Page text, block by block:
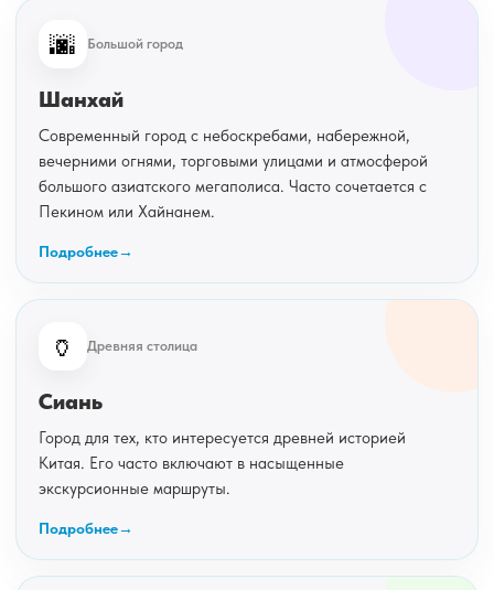
🌆 Большой город
Шанхай
Современный город с небоскребами, набережной,
вечерними огнями, торговыми улицами и атмосферой
большого азиатского мегаполиса. Часто сочетается с
Пекином или Хайнанем.
Подробнее
🏺 Древняя столица
Сиань
Город для тех, кто интересуется древней историей
Китая. Его часто включают в насыщенные
экскурсионные маршруты.
Подробнее